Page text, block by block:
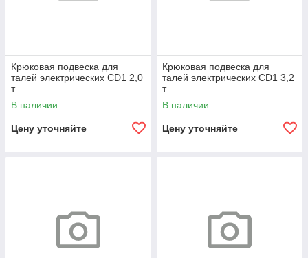
Крюковая подвеска для
талей электрических CD1 2,0
т
В наличии
Цену уточняйте
Крюковая подвеска для
талей электрических CD1 3,2
т
В наличии
Цену уточняйте